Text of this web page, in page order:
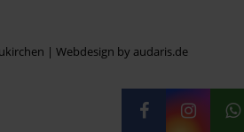
| Webdesign by audaris.de